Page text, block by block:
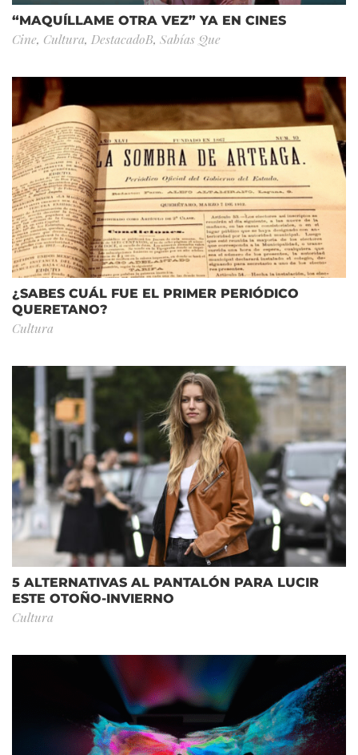
“MAQUÍLLAME OTRA VEZ” YA EN CINES
Cine, Cultura, DestacadoB, Sabías Que
¿SABES CUÁL FUE EL PRIMER PERIÓDICO
QUERETANO?
Cultura
5 ALTERNATIVAS AL PANTALÓN PARA LUCIR
ESTE OTOÑO-INVIERNO
Cultura